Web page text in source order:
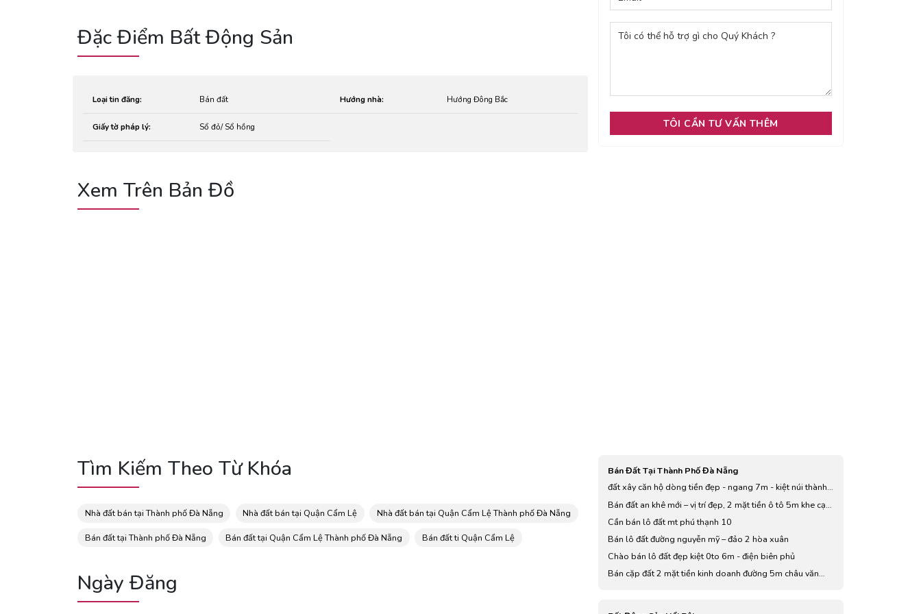
Đặc Điểm Bất Động Sản
Loại tin đăng: Bán đất Hướng nhà: Hướng Đông Bắc
Giấy tờ pháp lý: Sổ đỏ/ Sổ hồng
Xem Trên Bản Đồ
Tìm Kiếm Theo Từ Khóa
Nhà đất bán tại Thành phố Đà Nẵng Nhà đất bán tại Quận Cẩm Lệ Nhà đất bán tại Quận Cẩm Lệ Thành phố Đà Nẵng
Bán đất tại Thành phố Đà Nẵng Bán đất tại Quận Cẩm Lệ Thành phố Đà Nẵng Bán đất ti Quận Cẩm Lệ
Ngày Đăng
Bán Đất Tại Thành Phố Đà Nẵng
đất xây căn hộ dòng tiền đẹp - ngang 7m - kiệt núi thành ,
oto tránh
Bán đất an khê mới – vị trí đẹp, 2 mặt tiền ô tô 5m khe cạn
kẹp kiệt bê tông sau
Cần bán lô đất mt phú thạnh 10
Bán lô đất đường nguyễn mỹ – đảo 2 hòa xuân
Chào bán lô đất đẹp kiệt 0to 6m - điện biên phủ
Bán cặp đất 2 mặt tiền kinh doanh đường 5m châu văn